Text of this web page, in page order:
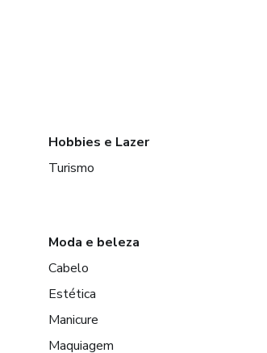
Hobbies e Lazer
Turismo
Moda e beleza
Cabelo
Estética
Manicure
Maquiagem